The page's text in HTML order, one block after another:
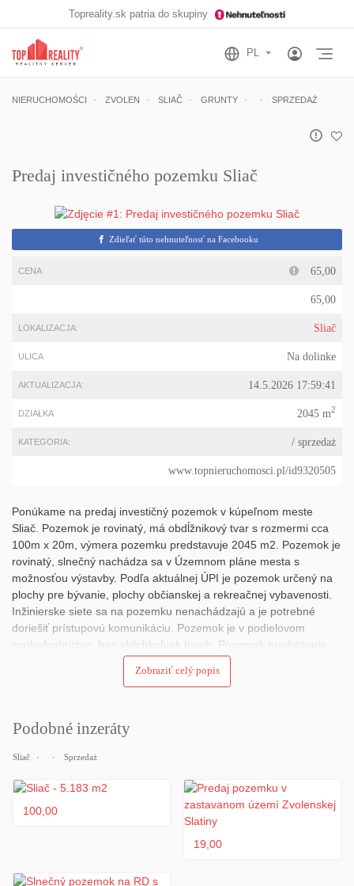
Topreality.sk patria do skupiny
NIERUCHOMOŚCI ZVOLEN SLIAČ GRUNTY SPRZEDAŻ
Predaj investičného pozemku Sliač
Zdieľať túto nehnuteľnosť na Facebooku
CENA 65,00
65,00
LOKALIZACJA: Sliač
ULICA Na dolinke
AKTUALIZACJA: 14.5.2026 17:59:41
DZIAŁKA 2045 m2
KATEGORIA: / sprzedaż
www.topnieruchomosci.pl/id9320505
Ponúkame na predaj investičný pozemok v kúpeľnom meste
Sliač. Pozemok je rovinatý, má obdĺžnikový tvar s rozmermi cca
100m x 20m, výmera pozemku predstavuje 2045 m2. Pozemok je
rovinatý, slnečný nachádza sa v Územnom pláne mesta s
možnosťou výstavby. Podľa aktuálnej ÚPI je pozemok určený na
plochy pre bývanie, plochy občianskej a rekreačnej vybavenosti.
Inžinierske siete sa na pozemku nenachádzajú a je potrebné
doriešiť prístupovú komunikáciu. Pozemok je v podielovom
spoluvlastníctve, bez akýchkoľvek tiarch. Pozemok predstavuje
príležitosť pre investora, ktorý hľadá kombináciu pokojnej lokality,
výborného investičného potenciálu na realizáciu budúcich
poskytnutie podrobnej ÚPI alebo obhliadku, kontaktujte ma.
Zobraziť celý popis
Podobné inzeráty
Sliač Sprzedaż
100,00
19,00